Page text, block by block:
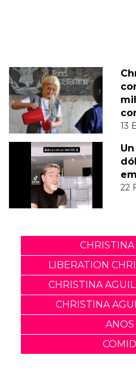
13
22
LIBERATION
CHRISTINA
CHRISTINA